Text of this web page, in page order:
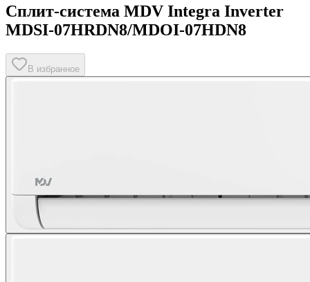
Сплит-система MDV Integra Inverter
MDSI-07HRDN8/MDOI-07HDN8
В избранное